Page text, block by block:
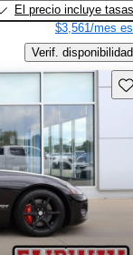
El precio incluye tasas
$3,561/mes
Verif. disponibilidad